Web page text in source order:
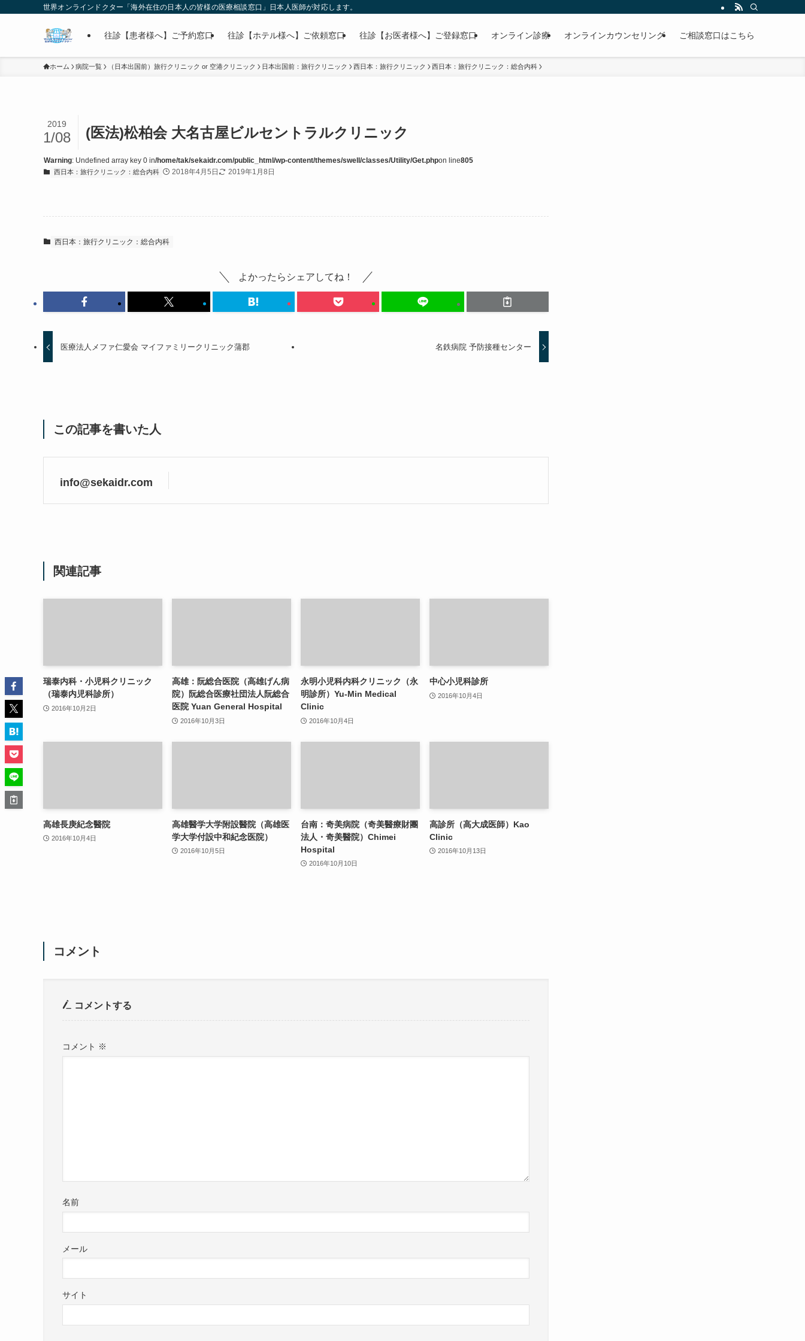
世界オンラインドクター「海外在住の日本人の皆様の医療相談窓口」日本人医師が対応します。
往診【患者様へ】ご予約窓口 往診【ホテル様へ】ご依頼窓口 往診【お医者様へ】ご登録窓口 オンライン診療 オンラインカウンセリング ご相談窓口はこちら
ホーム 病院一覧 （日本出国前）旅行クリニック or 空港クリニック 日本出国前：旅行クリニック 西日本：旅行クリニック 西日本：旅行クリニック：総合内科
(医法)松柏会 大名古屋ビルセントラルクリニック
2019
1/08
Warning: Undefined array key 0 in/home/tak/sekaidr.com/public_html/wp-content/themes/swell/classes/Utility/Get.phpon line805
西日本：旅行クリニック：総合内科 2018年4月5日 2019年1月8日
西日本：旅行クリニック：総合内科
よかったらシェアしてね！
医療法人メファ仁愛会 マイファミリークリニック蒲郡 名鉄病院 予防接種センター
この記事を書いた人
info@sekaidr.com
関連記事
瑞泰内科・小児科クリニック
（瑞泰内児科診所）
2016年10月2日
高雄：阮総合医院（高雄げん病
院）阮総合医療社団法人阮総合
医院 Yuan General Hospital
2016年10月3日
永明小児科内科クリニック（永
明診所）Yu-Min Medical
Clinic
2016年10月4日
中心小児科診所
2016年10月4日
高雄長庚紀念醫院
2016年10月4日
高雄醫学大学附設醫院（高雄医
学大学付設中和紀念医院）
2016年10月5日
台南：奇美病院（奇美醫療財團
法人・奇美醫院）Chimei
Hospital
2016年10月10日
高診所（高大成医師）Kao
Clinic
2016年10月13日
コメント
コメントする
コメント ※
名前
メール
サイト